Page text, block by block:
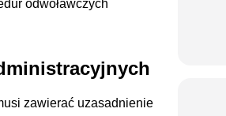
odwoławczych
zawierać uzasadnienie